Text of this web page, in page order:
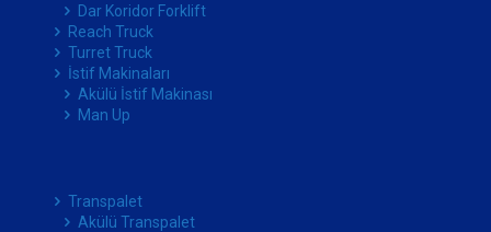
Dar Koridor Forklift
Reach Truck
Turret Truck
İstif Makinaları
Akülü İstif Makinası
Man Up
Transpalet
Akülü Transpalet